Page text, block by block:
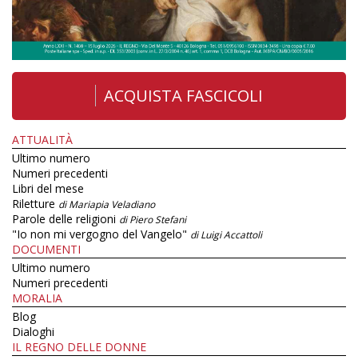
ACQUISTA FASCICOLI
ATTUALITÀ
Ultimo numero
Numeri precedenti
Libri del mese
Riletture di Mariapia Veladiano
Parole delle religioni di Piero Stefani
"Io non mi vergogno del Vangelo" di Luigi Accattoli
DOCUMENTI
Ultimo numero
Numeri precedenti
MORALIA
Blog
Dialoghi
IL REGNO DELLE DONNE